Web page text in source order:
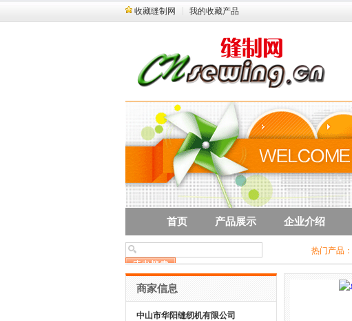
收藏缝制网 我的收藏产品
首页 产品展示 企业介绍
热门产品：
商家信息
中山市华阳缝纫机有限公司